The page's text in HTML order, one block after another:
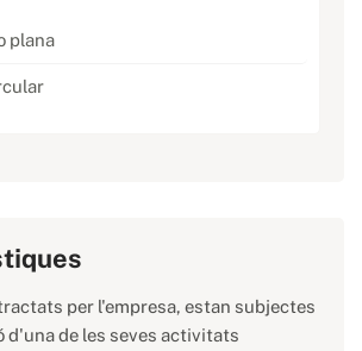
plana
per l'empresa, estan subjectes
d'una de les seves activitats